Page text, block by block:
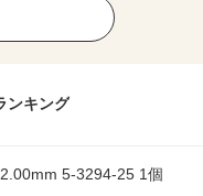
ンキング
5-3294-25 1個